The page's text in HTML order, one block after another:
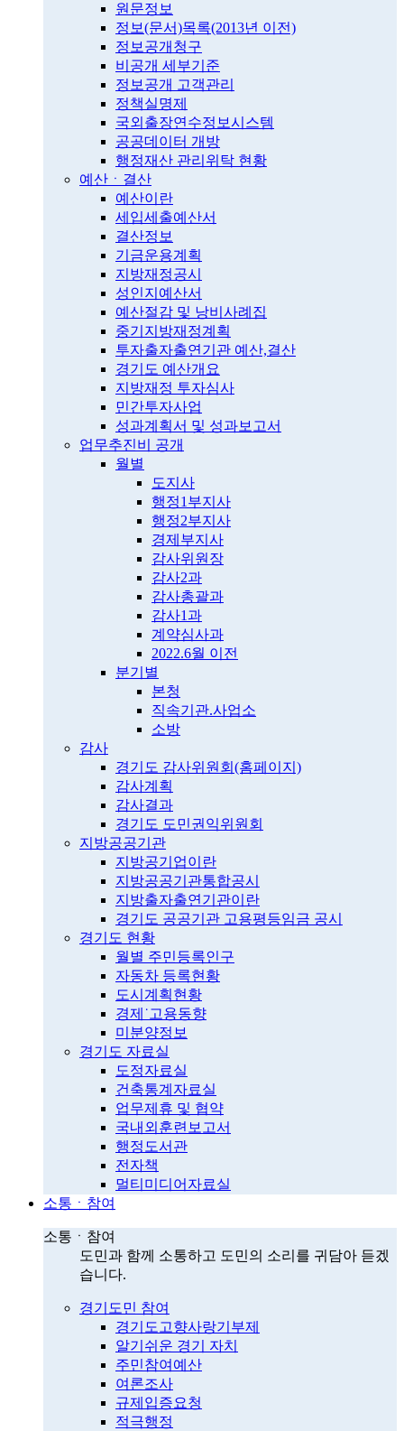
원문정보
정보(문서)목록(2013년 이전)
정보공개청구
비공개 세부기준
정보공개 고객관리
정책실명제
국외출장연수정보시스템
공공데이터 개방
행정재산 관리위탁 현황
예산ㆍ결산
예산이란
세입세출예산서
결산정보
기금운용계획
지방재정공시
성인지예산서
예산절감 및 낭비사례집
중기지방재정계획
투자출자출연기관 예산,결산
경기도 예산개요
지방재정 투자심사
민간투자사업
성과계획서 및 성과보고서
업무추진비 공개
월별
도지사
행정1부지사
행정2부지사
경제부지사
감사위원장
감사2과
감사총괄과
감사1과
계약심사과
2022.6월 이전
분기별
본청
직속기관.사업소
소방
감사
경기도 감사위원회(홈페이지)
감사계획
감사결과
경기도 도민권익위원회
지방공공기관
지방공기업이란
지방공공기관통합공시
지방출자출연기관이란
경기도 공공기관 고용평등임금 공시
경기도 현황
월별 주민등록인구
자동차 등록현황
도시계획현황
경제˙고용동향
미분양정보
경기도 자료실
도정자료실
건축통계자료실
업무제휴 및 협약
국내외훈련보고서
행정도서관
전자책
멀티미디어자료실
소통ㆍ참여
소통ㆍ참여
도민과 함께 소통하고 도민의 소리를 귀담아 듣겠
습니다.
경기도민 참여
경기도고향사랑기부제
알기쉬운 경기 자치
주민참여예산
여론조사
규제입증요청
적극행정